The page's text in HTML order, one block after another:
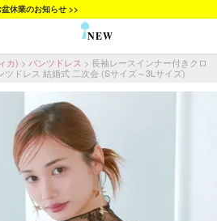
休業のお知らせ >>
NEW
カ) パンツドレス
長袖レースインナー付きクロ
ツドレス 結婚式 二次会 (Sサイズ～3Lサイズ)